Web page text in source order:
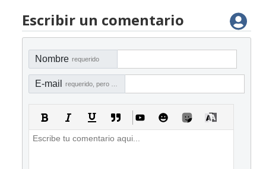
Escribir un comentario
Nombre requerido
E-mail